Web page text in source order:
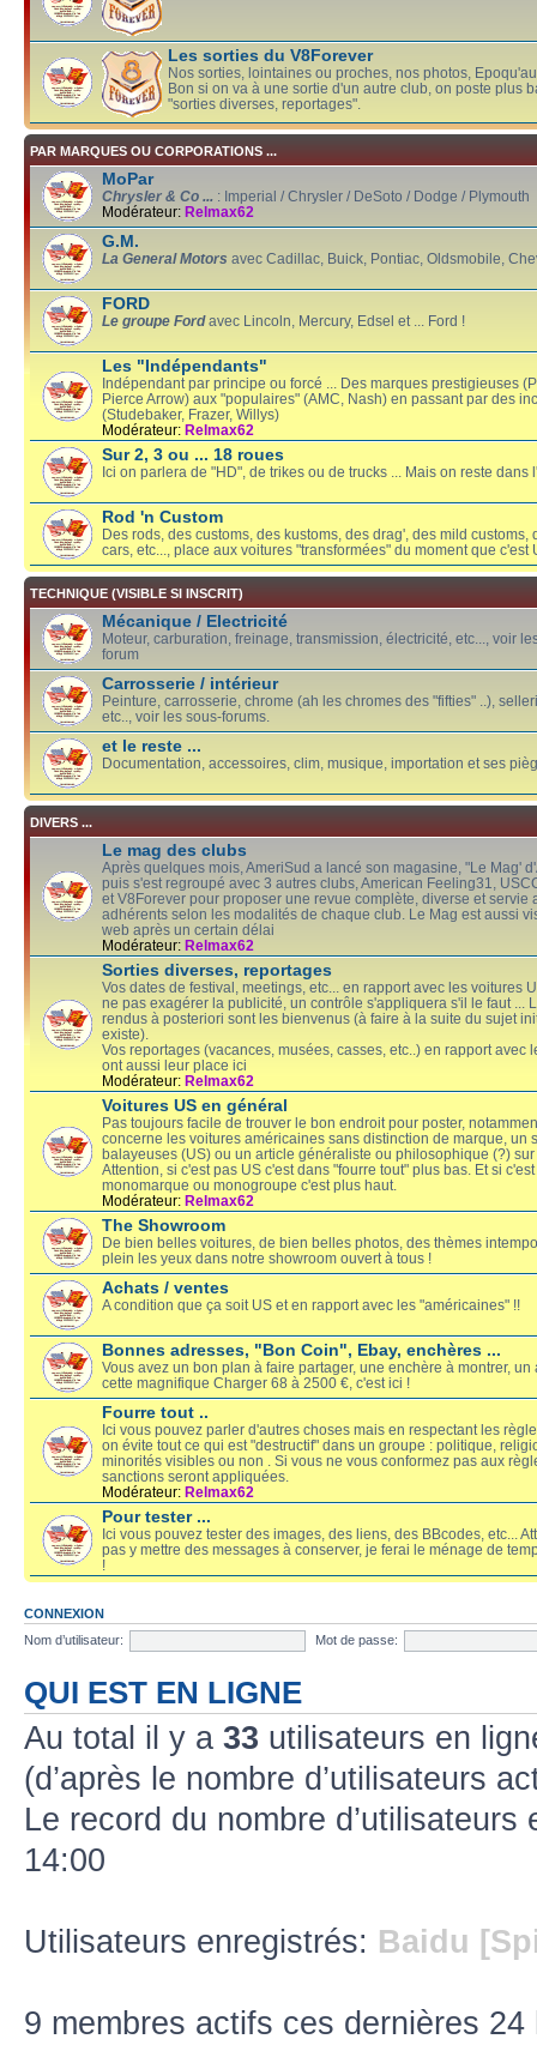
Les sorties du V8Forever
Nos sorties, lointaines ou proches, nos photos,
Bon si on va à une sortie d'un autre club, on poste plus
"sorties diverses, reportages".
PAR MARQUES OU CORPORATIONS ...
MoPar
Chrysler & Co ... : Imperial / Chrysler / DeSoto / Dodge / Plymouth
Modérateur: Relmax62
G.M.
La General Motors avec Cadillac, Buick, Pontiac, Oldsmobile,
FORD
Le groupe Fordavec Lincoln, Mercury, Edsel et ... Ford !
Les "Indépendants"
Indépendant par principe ou forcé ... Des marques prestigieuses
Pierce Arrow) aux "populaires" (AMC, Nash) en passant par des
(Studebaker, Frazer, Willys)
Modérateur: Relmax62
Sur 2, 3 ou ... 18 roues
Ici on parlera de "HD", de trikes ou de trucks ... Mais on reste dans
Rod 'n Custom
Des rods, des customs, des kustoms, des drag', des mild customs,
cars, etc..., place aux voitures "transformées" du moment que c'est
TECHNIQUE (VISIBLE SI INSCRIT)
Mécanique / Electricité
Moteur, carburation, freinage, transmission, électricité, etc..., voir
forum
Carrosserie / intérieur
Peinture, carrosserie, chrome (ah les chromes des "fifties" ..),
etc.., voir les sous-forums.
et le reste ...
Documentation, accessoires, clim, musique, importation et ses
DIVERS ...
Le mag des clubs
Après quelques mois, AmeriSud a lancé son magasine, "Le Mag'
puis s'est regroupé avec 3 autres clubs, American Feeling31,
et V8Forever pour proposer une revue complète, diverse et servie
adhérents selon les modalités de chaque club. Le Mag est aussi
web après un certain délai
Modérateur: Relmax62
Sorties diverses, reportages
Vos dates de festival, meetings, etc... en rapport avec les voitures
ne pas exagérer la publicité, un contrôle s'appliquera s'il le faut ...
rendus à posteriori sont les bienvenus (à faire à la suite du sujet
existe).
Vos reportages (vacances, musées, casses, etc..) en rapport avec
ont aussi leur place ici
Modérateur: Relmax62
Voitures US en général
Pas toujours facile de trouver le bon endroit pour poster,
concerne les voitures américaines sans distinction de marque, un
balayeuses (US) ou un article généraliste ou philosophique (?) sur
Attention, si c'est pas US c'est dans "fourre tout" plus bas. Et si c'est
monomarque ou monogroupe c'est plus haut.
Modérateur: Relmax62
The Showroom
De bien belles voitures, de bien belles photos, des thèmes
plein les yeux dans notre showroom ouvert à tous !
Achats / ventes
A condition que ça soit US et en rapport avec les "américaines" !!
Bonnes adresses, "Bon Coin", Ebay, enchères ...
Vous avez un bon plan à faire partager, une enchère à montrer, un
cette magnifique Charger 68 à 2500 €, c'est ici !
Fourre tout ..
Ici vous pouvez parler d'autres choses mais en respectant les
on évite tout ce qui est "destructif" dans un groupe : politique,
minorités visibles ou non . Si vous ne vous conformez pas aux
sanctions seront appliquées.
Modérateur: Relmax62
Pour tester ...
Ici vous pouvez tester des images, des liens, des BBcodes, etc...
pas y mettre des messages à conserver, je ferai le ménage de
!
CONNEXION
Nom d’utilisateur:
Mot de passe:
QUI EST EN LIGNE
Au total il y a 33 utilisateurs en
(d’après le nombre d’utilisateurs
Le record du nombre
14:00
Utilisateurs enregistrés: Baidu
9 membres actifs ces dernières